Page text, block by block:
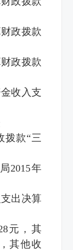
政拨款
政拨款
收入支
拨款“三
2015年
出决算
元，其
其他收